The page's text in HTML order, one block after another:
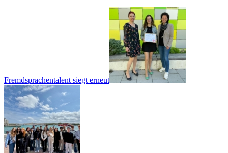
Fremdsprachentalent siegt erneut